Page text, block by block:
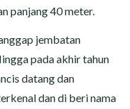
panjang 40 meter.
jembatan
pada akhir tahun
datang dan
dan di beri nama